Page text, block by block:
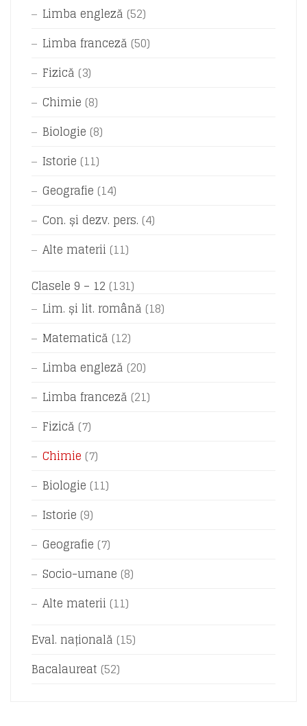
Limba engleză (52)
Limba franceză (50)
Fizică (3)
Chimie (8)
Biologie (8)
Istorie (11)
Geografie (14)
Con. și dezv. pers. (4)
Alte materii (11)
Clasele 9 – 12 (131)
Lim. și lit. română (18)
Matematică (12)
Limba engleză (20)
Limba franceză (21)
Fizică (7)
Chimie (7)
Biologie (11)
Istorie (9)
Geografie (7)
Socio-umane (8)
Alte materii (11)
Eval. națională (15)
Bacalaureat (52)